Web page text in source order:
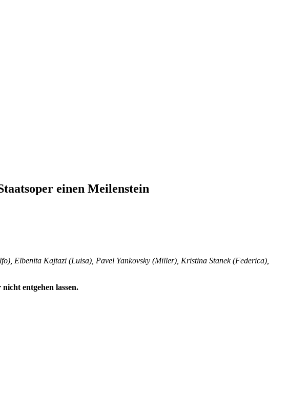
einen Meilenstein
Elbenita Kajtazi (Luisa), Pavel Yankovsky (Miller), Kristina Stanek (Federica),
entgehen lassen.